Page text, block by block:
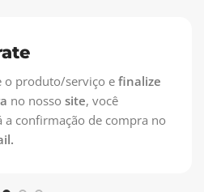
o produto/serviço efinalize
no nossosite, você
a confirmação de compra no